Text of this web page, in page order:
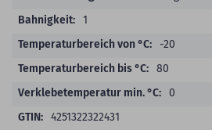
1
-20
80
0
4251322322431